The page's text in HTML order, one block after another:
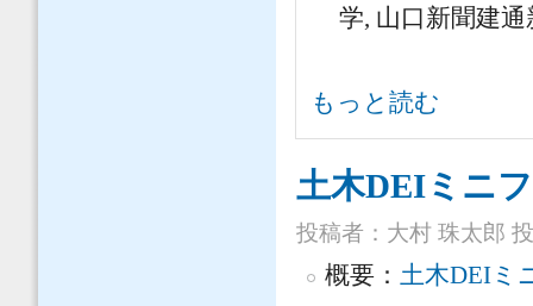
学, 山口新聞建通
2025年度の活動 / Activities in FY
もっと読む
土木DEIミニ
投稿者： 大村 珠太郎
概要： 土木DEIミ